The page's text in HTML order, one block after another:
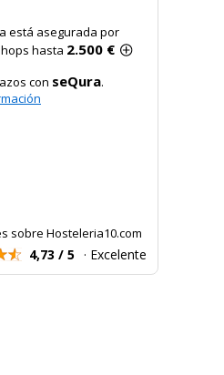
está asegurada por
hasta 2.500 €
con seQura.
sobre Hosteleria10.com
4,73 / 5 · Excelente